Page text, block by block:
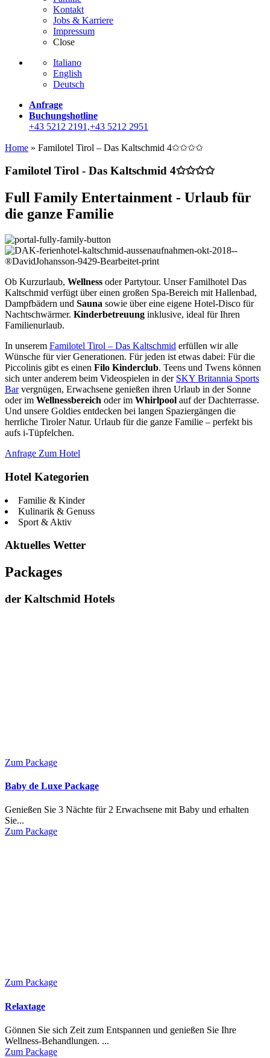
Kontakt
Jobs & Karriere
Impressum
Close
Italiano
English
Deutsch
Anfrage
Buchungshotline
+43 5212 2191,+43 5212 2951
Home » Familotel Tirol – Das Kaltschmid 4✩✩✩✩
Familotel Tirol - Das Kaltschmid 4✩✩✩✩
Full Family Entertainment - Urlaub für
die ganze Familie
Ob Kurzurlaub, Wellness oder Partytour. Unser Familhotel Das
Kaltschmid verfügt über einen großen Spa-Bereich mit Hallenbad,
Dampfbädern und Sauna sowie über eine eigene Hotel-Disco für
Nachtschwärmer. Kinderbetreuung inklusive, ideal für Ihren
Familienurlaub.
In unserem Familotel Tirol – Das Kaltschmid erfüllen wir alle
Wünsche für vier Generationen. Für jeden ist etwas dabei: Für die
Piccolinis gibt es einen Filo Kinderclub. Teens und Twens können
sich unter anderem beim Videospielen in der SKY Britannia Sports
Barvergnügen, Erwachsene genießen ihren Urlaub in der Sonne
oder im Wellnessbereich oder im Whirlpool auf der Dachterrasse.
Und unsere Goldies entdecken bei langen Spaziergängen die
herrliche Tiroler Natur. Urlaub für die ganze Familie – perfekt bis
aufs i-Tüpfelchen.
Anfrage Zum Hotel
Hotel Kategorien
Familie & Kinder
Kulinarik & Genuss
Sport & Aktiv
Aktuelles Wetter
Packages
der Kaltschmid Hotels
Zum Package
Baby de Luxe Package
Genießen Sie 3 Nächte für 2 Erwachsene mit Baby und erhalten
Sie...
Zum Package
Zum Package
Relaxtage
Gönnen Sie sich Zeit zum Entspannen und genießen Sie Ihre
Wellness-Behandlungen. ...
Zum Package